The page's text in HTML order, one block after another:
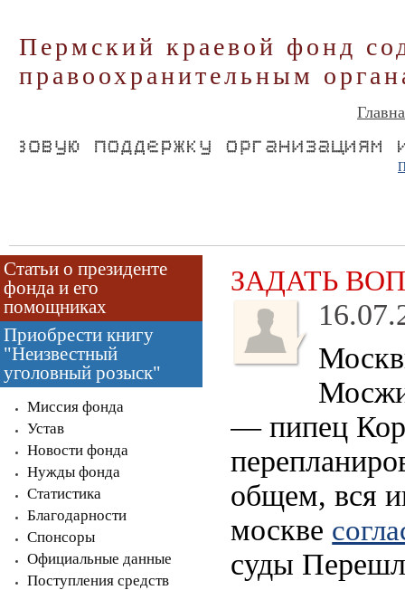
Пермский краевой фонд
правоохранительным
Статьи о президенте
фонда и его
помощниках
Приобрести книгу
"Неизвестный
уголовный розыск"
Миссия фонда
Устав
Новости фонда
Нужды фонда
Статистика
Благодарности
Спонсоры
Официальные данные
Поступления средств
ЗАДАТЬ
— пипец
общем, вся
москве
суды